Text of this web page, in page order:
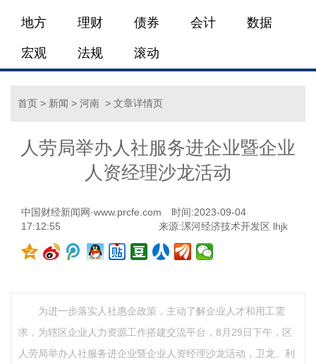
地方 理财 债券 会计 数据
宏观 法规 滚动
首页 > 新闻 > 河南 > 文章详情页
人劳局举办人社服务进企业暨企业
人资经理沙龙活动
中国财经新闻网·www.prcfe.com
时间:2023-09-04
17:12:55
来源:漯河经济技术开发区 lhjk
为进一步落实人社惠企政策，主动了解企业人才和用工需
求，为辖区企业人力资源工作搭建交流平台，8月29日下午，区
人劳局举办人社服务进企业暨企业人资经理沙龙活动，卫龙、利